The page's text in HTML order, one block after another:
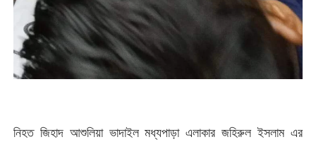
নিহত জিহাদ আশুলিয়া ভাদাইল মধ্যপাড়া এলাকার জহিরুল ইসলাম এর